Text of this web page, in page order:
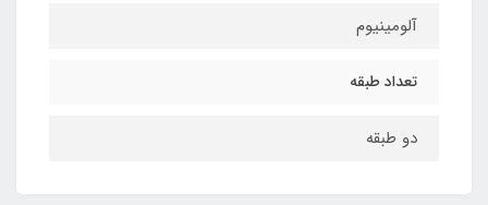
آلومینیوم
تعداد طبقه
دو طبقه